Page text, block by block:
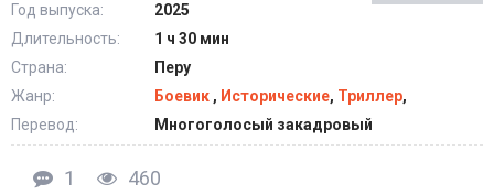
Год выпуска:
2025
Длительность:
1 ч 30 мин
Страна:
Перу
Жанр:
Боевик , Исторические, Триллер,
Перевод:
Многоголосый закадровый
1 460